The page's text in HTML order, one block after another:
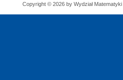
Copyright © 2026 by Wydział